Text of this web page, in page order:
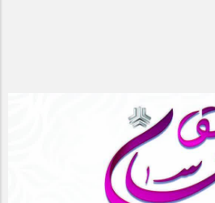
بزرگترین مسابقات گل کوچک جهان شرکت